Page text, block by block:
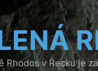
Rhodos v Řecku je